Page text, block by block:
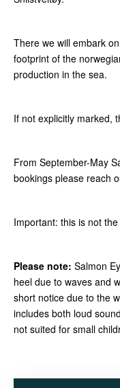
There we will embark
footprint of the
production in the sea.
If not explicitly marked,
From September-May
bookings please reach
Important: this is not
Please note: Salmon
heel due to waves and
short notice due to the
includes both loud
not suited for small